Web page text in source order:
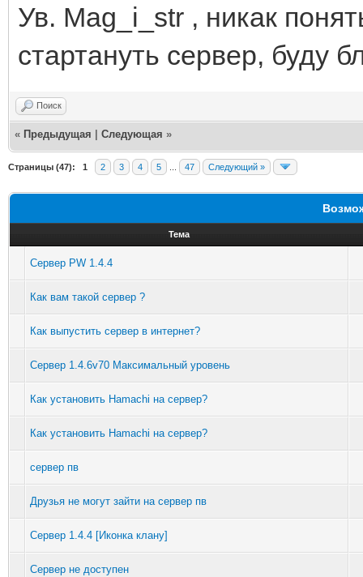
Ув. Mag_i_str , никак
стартануть сервер, буду
Поиск
« Предыдущая Следующая »
Страницы (47): 1 2 3 4 5 47 Следующий »
Тема
Сервер PW 1.4.4
Как вам такой сервер ?
Как выпустить сервер в интернет?
Сервер 1.4.6v70 Максимальный уровень
Как установить Hamachi на сервер?
Как установить Hamachi на сервер?
сервер пв
Друзья не могут зайти на сервер пв
Сервер 1.4.4 [Иконка клану]
Сервер не доступен